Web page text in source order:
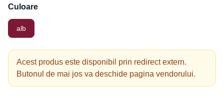
Culoare
alb
Acest produs este disponibil prin redirect extern.
Butonul de mai jos va deschide pagina vendorului.